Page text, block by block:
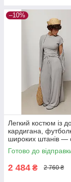
–10%
Легкий костюм із
кардигана,
широких штанів —
колір, ONE SIZE (є
Готово до
2 484 ₴ 2 760 ₴